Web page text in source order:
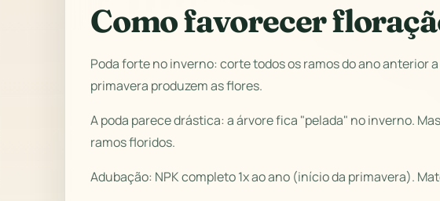
Como favorecer
Poda forte no inverno: corte todos os ramos do ano anterior a
primavera produzem as flores.
A poda parece drástica: a árvore fica "pelada" no inverno.
ramos floridos.
Adubação: NPK completo 1x ao ano (início da primavera).